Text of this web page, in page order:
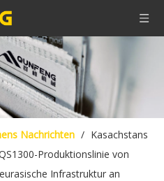
Nachrichten / Kasachstans
Produktionslinie von
Infrastruktur an